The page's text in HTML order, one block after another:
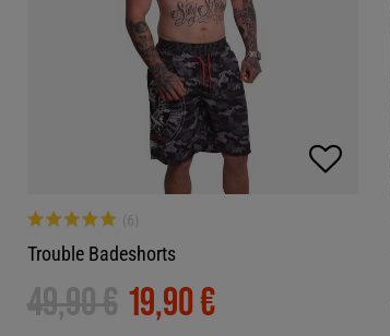
Trouble Badeshorts
49,90 € 19,90 €